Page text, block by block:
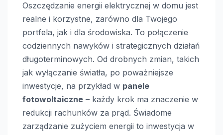
Oszczędzanie energii elektrycznej w domu jest
realne i korzystne, zarówno dla Twojego
portfela, jak i dla środowiska. To połączenie
codziennych nawyków i strategicznych działań
długoterminowych. Od drobnych zmian, takich
jak wyłączanie światła, po poważniejsze
inwestycje, na przykład w panele
fotowoltaiczne – każdy krok ma znaczenie w
redukcji rachunków za prąd. Świadome
zarządzanie zużyciem energii to inwestycja w